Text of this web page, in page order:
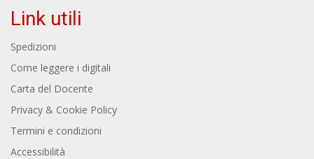
Link utili
Spedizioni
Come leggere i digitali
Carta del Docente
Privacy & Cookie Policy
Termini e condizioni
Accessibilità